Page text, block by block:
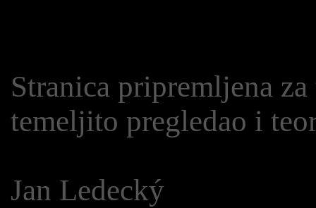
Stranica pripremljena
temeljito pregledao i
Jan Ledecký